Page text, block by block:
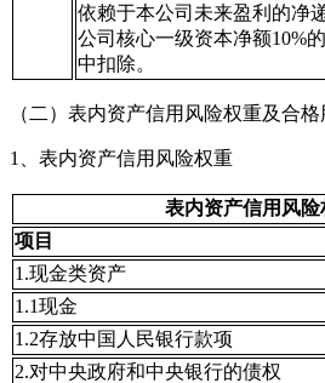
依赖于本公司未来盈利的净
公司核心一级资本净额10%
中扣除。
（二）表内资产信用风险权重及合
1、表内资产信用风险权重
表内资产信用风险
项目
1.现金类资产
1.1现金
1.2存放中国人民银行款项
2.对中央政府和中央银行的债权